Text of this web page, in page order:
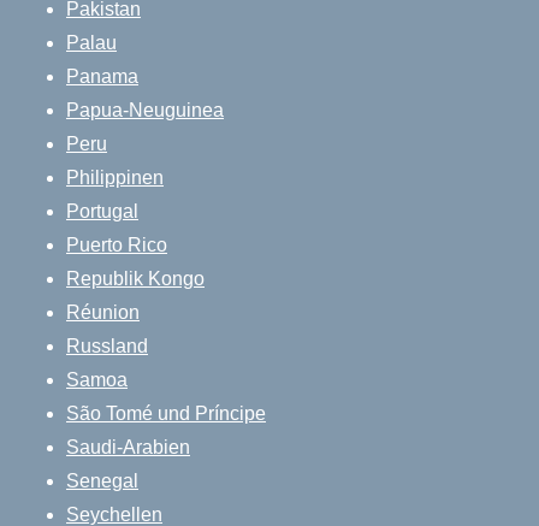
Pakistan
Palau
Panama
Papua-Neuguinea
Peru
Philippinen
Portugal
Puerto Rico
Republik Kongo
Réunion
Russland
Samoa
São Tomé und Príncipe
Saudi-Arabien
Senegal
Seychellen